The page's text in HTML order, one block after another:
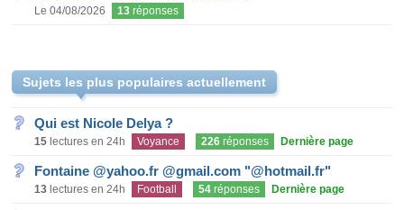
Le 04/08/2026 13 réponses
Sujets les plus populaires actuellement
Qui est Nicole Delya ?
15 lectures en 24h Voyance 226 réponses Dernière page
Fontaine @yahoo.fr @gmail.com "@hotmail.fr"
13 lectures en 24h Football 54 réponses Dernière page